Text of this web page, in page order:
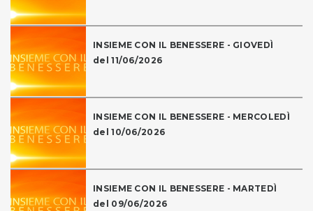
INSIEME CON IL BENESSERE - GIOVEDÌ
del 11/06/2026
INSIEME CON IL BENESSERE - MERCOLEDÌ
del 10/06/2026
INSIEME CON IL BENESSERE - MARTEDÌ
del 09/06/2026